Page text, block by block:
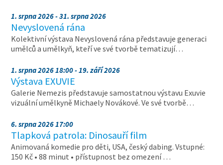
1. srpna 2026 - 31. srpna 2026
Nevyslovená rána
Kolektivní výstava Nevyslovená rána představuje generaci
umělců a umělkyň, kteří ve své tvorbě tematizují…
1. srpna 2026 18:00 - 19. září 2026
Výstava EXUVIE
Galerie Nemezis představuje samostatnou výstavu Exuvie
vizuální umělkyně Michaely Novákové. Ve své tvorbě…
6. srpna 2026 17:00
Tlapková patrola: Dinosauří film
Animovaná komedie pro děti, USA, český dabing. Vstupné:
150 Kč • 88 minut • přístupnost bez omezení …